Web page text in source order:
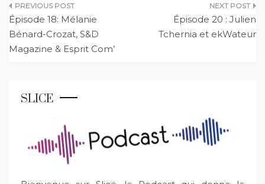
Navigation
de
l’article
Épisode 18: Mélanie
Bénard-Crozat, S&D
Magazine & Esprit Com’
Épisode 20 : Julien
Tchernia et ekWateur
SLICE